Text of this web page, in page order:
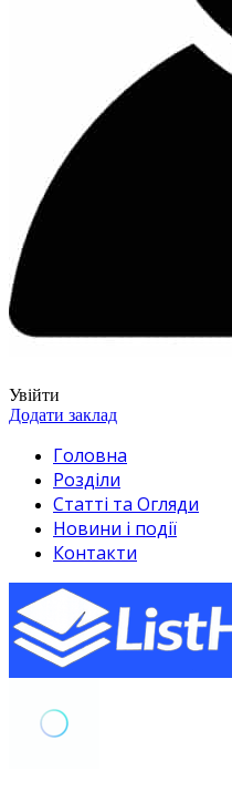
Увійти
Додати заклад
Головна
Розділи
Статті та Огляди
Новини і події
Контакти